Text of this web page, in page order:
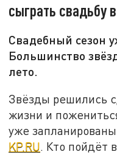
сыграть свадьбу
Свадебный сезон
Большинство
лето.
Звёзды решились
жизни и
уже
KP.RU. Кто пойдёт